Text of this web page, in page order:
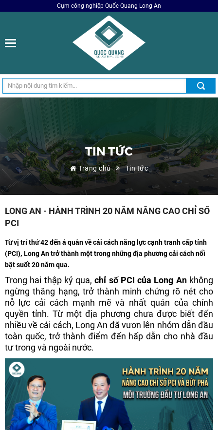
Cụm công nghiệp Quốc Quang Long An
TIN TỨC
Trang chủ Tin tức
LONG AN - HÀNH TRÌNH 20 NĂM NÂNG CAO CHỈ SỐ
PCI
Từ vị trí thứ 42 đến á quân về cải cách năng lực cạnh tranh cấp tỉnh
(PCI), Long An trở thành một trong những địa phương cải cách nổi
bật suốt 20 năm qua.
Trong hai thập kỷ qua,chỉ số PCI của Long Ankhông
ngừng thăng hạng, trở thành minh chứng rõ nét cho
nỗ lực cải cách mạnh mẽ và nhất quán của chính
quyền tỉnh. Từ một địa phương chưa được biết đến
nhiều về cải cách, Long An đã vươn lên nhóm dẫn đầu
toàn quốc, trở thành điểm đến hấp dẫn cho nhà đầu
tư trong và ngoài nước.